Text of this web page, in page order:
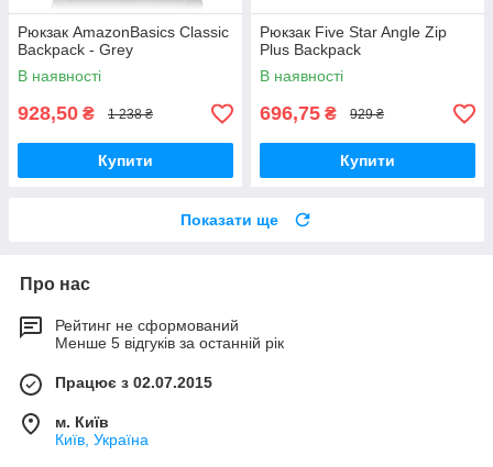
Рюкзак AmazonBasics Classic
Backpack - Grey
В наявності
928,50 ₴ 1 238 ₴
Купити
Рюкзак Five Star Angle Zip
Plus Backpack
В наявності
696,75 ₴ 929 ₴
Купити
Показати ще
Про нас
Рейтинг не сформований
Менше 5 відгуків за останній рік
Працює з 02.07.2015
м. Київ
Київ, Україна